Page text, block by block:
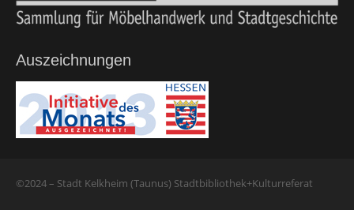
Auszeichnungen
©2024 – Stadt Kelkheim (Taunus) Stadtbibliothek+Kulturreferat